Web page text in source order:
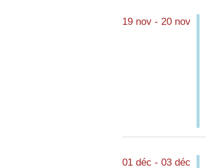
19 nov - 20 nov
01 déc - 03 déc